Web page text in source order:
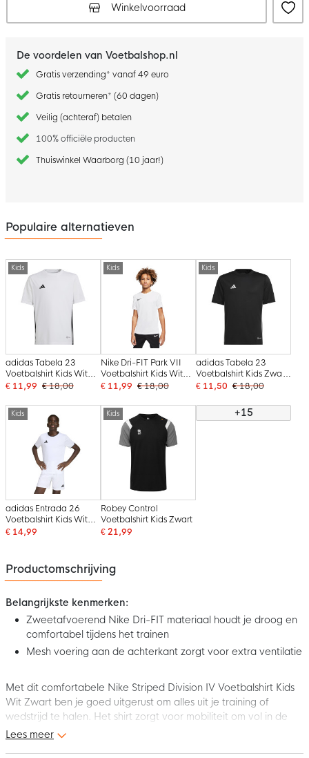
Winkelvoorraad
De voordelen van Voetbalshop.nl
Gratis verzending* vanaf 49 euro
Gratis retourneren* (60 dagen)
Veilig (achteraf) betalen
100% officiële producten
Thuiswinkel Waarborg (10 jaar!)
Populaire alternatieven
Kids
adidas Tabela 23
Voetbalshirt Kids Wit
Zwart
€ 11,99 € 18,00
Kids
Nike Dri-FIT Park VII
Voetbalshirt Kids Wit
Zwart
€ 11,99 € 18,00
Kids
adidas Tabela 23
Voetbalshirt Kids Zwart
Wit
€ 11,50 € 18,00
Kids
adidas Entrada 26
Voetbalshirt Kids Wit
Zwart
€ 14,99
Kids
Robey Control
Voetbalshirt Kids Zwart
€ 21,99
+15
Productomschrijving
Belangrijkste kenmerken:
Zweetafvoerend Nike Dri-FIT materiaal houdt je droog en
comfortabel tijdens het trainen
Mesh voering aan de achterkant zorgt voor extra ventilatie
Met dit comfortabele Nike Striped Division IV Voetbalshirt Kids
Wit Zwart ben je goed uitgerust om alles uit je training of
wedstrijd te halen. Het shirt zorgt voor mobiliteit om vol in de
aanval te gaan. Draag nu dit shirt tijdens je volgende training of
Lees meer